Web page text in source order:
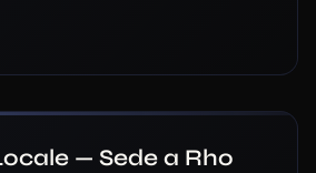
— Sede a Rho